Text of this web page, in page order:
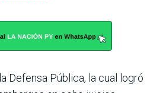
Defensa Pública, la cual logró